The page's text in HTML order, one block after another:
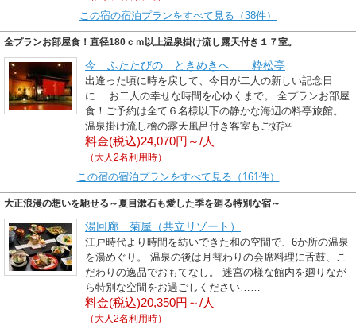
この宿の宿泊プランをすべて見る（38件）
全プランお部屋食！直径180ｃｍ以上温泉掛け流し露天付き１７室。
今 ふたたびの ときめきへ 粋松亭
出逢った頃に時を戻して、今日が二人の新しい記念日
に… お二人の幸せな時間を心ゆくまで。 全プランお部屋
食！ご予約は全て６名様以下の静かな海辺の料亭旅館。
温泉掛け流し檜の露天風呂付き客室もご好評
料金(税込)24,070円～/人
（大人2名利用時）
この宿の宿泊プランをすべて見る（161件）
大正浪漫の想いを馳せる～夏目漱石も愛した季を廻る特別な宿～
湯回廊 菊屋（共立リゾート）
江戸時代より時間を紡いできた和の空間で、6か所の温泉
を湯めぐり。 温泉の後は月替わりの会席料理に舌鼓、こ
だわりの逸品でおもてなし。 迷宮の様な館内を廻りなが
ら特別な空間をお過ごしください……
料金(税込)20,350円～/人
（大人2名利用時）